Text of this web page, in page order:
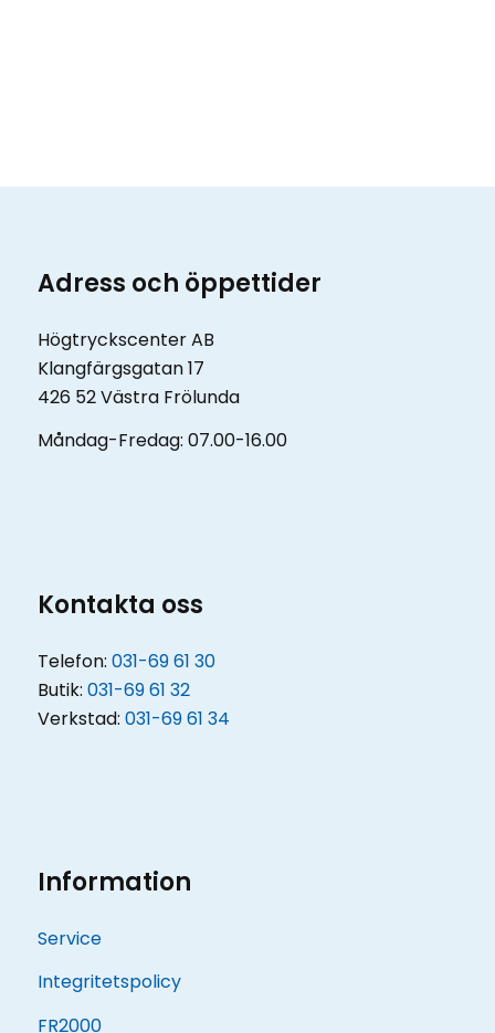
Adress och öppettider
Högtryckscenter AB
Klangfärgsgatan 17
426 52 Västra Frölunda
Måndag-Fredag: 07.00-16.00
Kontakta oss
Telefon: 031-69 61 30
Butik: 031-69 61 32
Verkstad: 031-69 61 34
Information
Service
Integritetspolicy
FR2000